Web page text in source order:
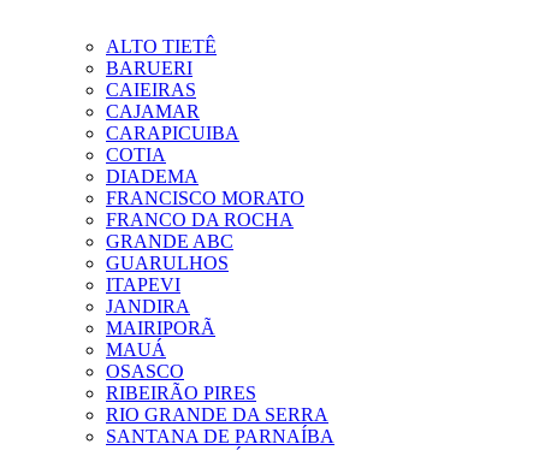
ALTO TIETÊ
BARUERI
CAIEIRAS
CAJAMAR
CARAPICUIBA
COTIA
DIADEMA
FRANCISCO MORATO
FRANCO DA ROCHA
GRANDE ABC
GUARULHOS
ITAPEVI
JANDIRA
MAIRIPORÃ
MAUÁ
OSASCO
RIBEIRÃO PIRES
RIO GRANDE DA SERRA
SANTANA DE PARNAÍBA